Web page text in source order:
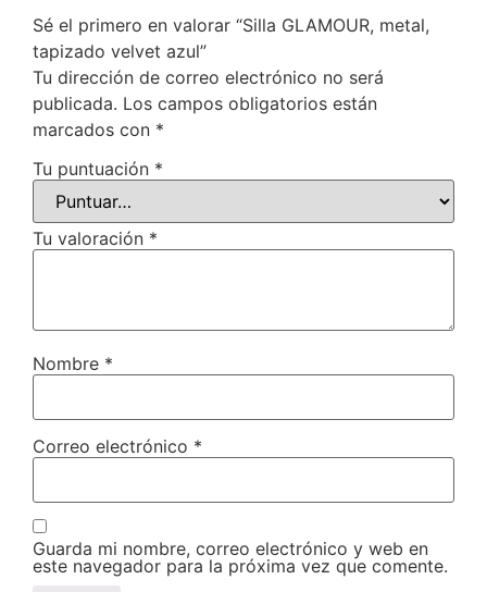
Sé el primero en valorar “Silla GLAMOUR, metal,
tapizado velvet azul”
Tu dirección de correo electrónico no será
publicada. Los campos obligatorios están
marcados con *
Tu puntuación *
Tu valoración *
Nombre *
Correo electrónico *
Guarda mi nombre, correo electrónico y web en
este navegador para la próxima vez que comente.